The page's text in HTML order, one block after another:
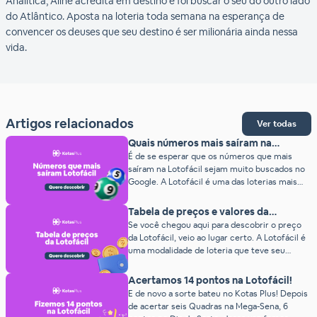
do Atlântico. Aposta na loteria toda semana na esperança de
convencer os deuses que seu destino é ser milionária ainda nessa
vida.
Artigos relacionados Ver todas
Quais números mais saíram na
Lotofácil? (2026)
É de se esperar que os números que mais
saíram na Lotofácil sejam muito buscados no
Google. A Lotofácil é uma das loterias mais
apostadores tentando a sorte todos os dias.
E, justamente por ter uma frequência diária,
são muitos sorteios ao longo dos anos! Isso
quer dizer que […]
Tabela de preços e valores da
Lotofácil (2026)
Se você chegou aqui para descobrir o preço
da Lotofácil, veio ao lugar certo. A Lotofácil é
uma modalidade de loteria que teve seu
primeiro concurso em 2003, pela Caixa
Econômica Federal. Desde então, o jogo se
tornou uma febre entre os apostadores
brasileiros, devido aos prêmios incríveis e
facilidade de jogar. Além das premiações
Acertamos 14 pontos na Lotofácil!
E de novo a sorte bateu no Kotas Plus! Depois
de acertar seis Quadras na Mega-Sena, 6